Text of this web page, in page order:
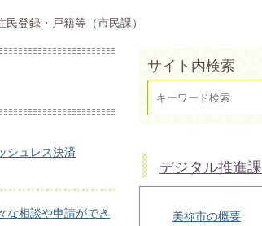
民登録・戸籍等（市民課）
シュレス決済
な相談や申請ができ
サイト内検索
デジタル推進課
美祢市の概要